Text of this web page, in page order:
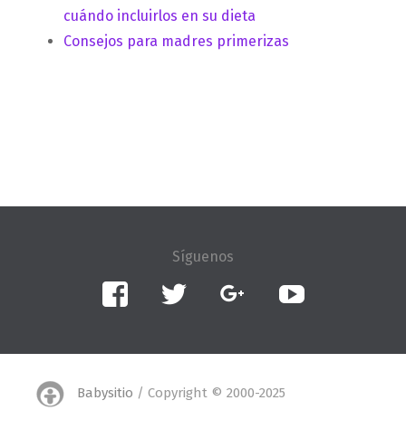
cuándo incluirlos en su dieta
Consejos para madres primerizas
Facebook Twitter Google+
Babysitio / Copyright © 2000-2025